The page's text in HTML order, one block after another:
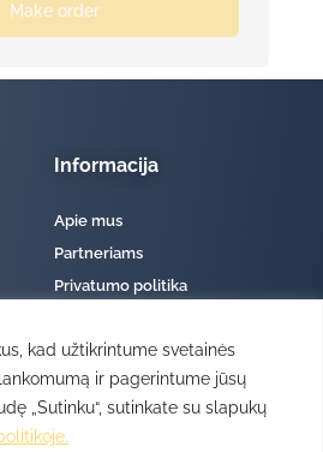
kad užtikrintume svetainės
ir pagerintume jūsų
„Sutinku“, sutinkate su slapukų
Make order
Informacija
Apie mus
Partneriams
Privatumo politika
Prekių grąžinimo sąlygos
Pirkimo – pardavimo taisyklės